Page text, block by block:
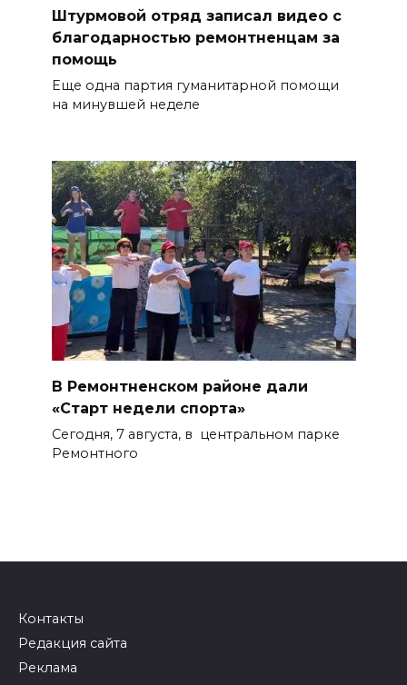
Штурмовой отряд записал видео с
благодарностью ремонтненцам за
помощь
Еще одна партия гуманитарной помощи
на минувшей неделе
В Ремонтненском районе дали
«Старт недели спорта»
Сегодня, 7 августа, в центральном парке
Ремонтного
Контакты
Редакция сайта
Реклама